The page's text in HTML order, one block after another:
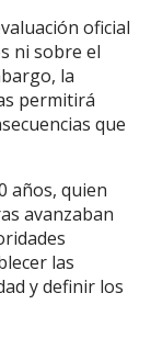
oficial
ni sobre el
la
permitirá
que
años, quien
avanzaban
las
y definir los